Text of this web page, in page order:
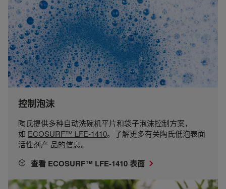
控制泡沫
陶氏提供多种自动洗碗机平片和袋子泡沫控制方案，
如 ECOSURF™ LFE-1410。了解更多有关陶氏低泡表面
活性剂产 品的信息。
查看 ECOSURF™ LFE-1410 表面